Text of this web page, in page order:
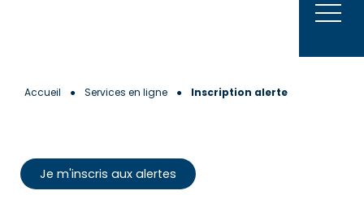
Accueil ● Services en ligne ● Inscription alerte
Je m'inscris aux alertes